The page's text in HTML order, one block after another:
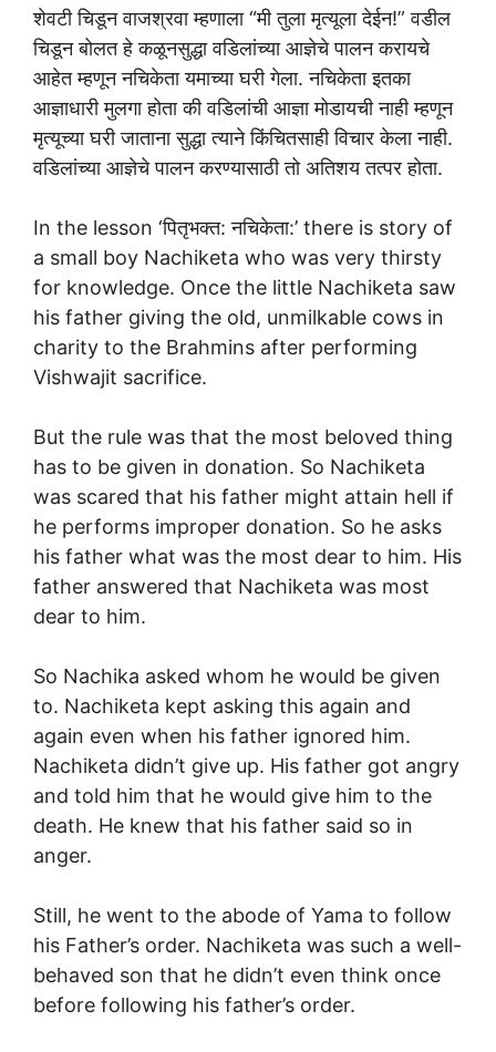
शेवटी चिडून वाजश्रवा म्हणाला “मी तुला मृत्यूला देईन!” वडील
चिडून बोलत हे कळूनसुद्धा वडिलांच्या आज्ञेचे पालन करायचे
आहेत म्हणून नचिकेता यमाच्या घरी गेला. नचिकेता इतका
आज्ञाधारी मुलगा होता की वडिलांची आज्ञा मोडायची नाही म्हणून
मृत्यूच्या घरी जाताना सुद्धा त्याने किंचितसाही विचार केला नाही.
वडिलांच्या आज्ञेचे पालन करण्यासाठी तो अतिशय तत्पर होता.
In the lesson ‘पितृभक्त: नचिकेता:’ there is story of
a small boy Nachiketa who was very thirsty
for knowledge. Once the little Nachiketa saw
his father giving the old, unmilkable cows in
charity to the Brahmins after performing
Vishwajit sacrifice.
But the rule was that the most beloved thing
has to be given in donation. So Nachiketa
was scared that his father might attain hell if
he performs improper donation. So he asks
his father what was the most dear to him. His
father answered that Nachiketa was most
dear to him.
So Nachika asked whom he would be given
to. Nachiketa kept asking this again and
again even when his father ignored him.
Nachiketa didn’t give up. His father got angry
and told him that he would give him to the
death. He knew that his father said so in
anger.
Still, he went to the abode of Yama to follow
his Father’s order. Nachiketa was such a well-
behaved son that he didn’t even think once
before following his father’s order.